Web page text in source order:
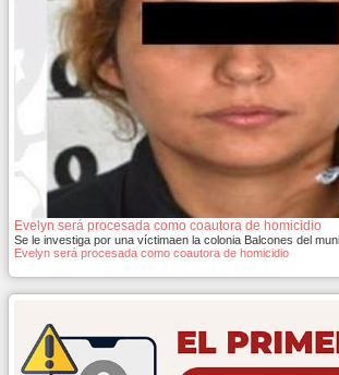
Evelyn será procesada como coautora de homicidio
Se le investiga por una víctimaen la colonia Balcones del
Evelyn será procesada como coautora de homicidio